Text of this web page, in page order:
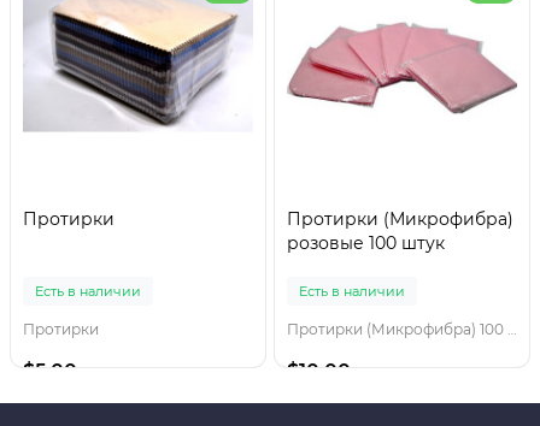
Протирки
Есть в наличии
Протирки
$5.00
Протирки (Микрофибра)
розовые 100 штук
Есть в наличии
Протирки (Микрофибра) 100 штук
$10.00